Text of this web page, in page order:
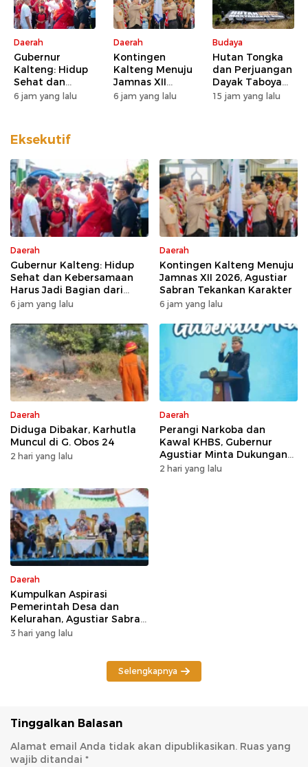
Daerah
Gubernur
Kalteng: Hidup
Sehat dan
Kebersamaan
Keseharian
Warga
6 jam yang lalu
Daerah
Kontingen
Kalteng Menuju
Jamnas XII
2026, Agustiar
6 jam yang lalu
Budaya
Hutan Tongka
dan Perjuangan
Dayak Taboyan
Menjaga
15 jam yang lalu
Eksekutif
Daerah
Gubernur Kalteng: Hidup
Sehat dan Kebersamaan
Harus Jadi Bagian dari
Keseharian Warga
6 jam yang lalu
Daerah
Kontingen Kalteng Menuju
Jamnas XII 2026, Agustiar
Sabran Tekankan Karakter
6 jam yang lalu
Daerah
Diduga Dibakar, Karhutla
Muncul di G. Obos 24
2 hari yang lalu
Daerah
Perangi Narkoba dan
Kawal KHBS, Gubernur
Agustiar Minta Dukungan
Desa dan Kelurahan
2 hari yang lalu
Daerah
Kumpulkan Aspirasi
Pemerintah Desa dan
Kelurahan, Agustiar Sabran
Tekankan Prioritas
3 hari yang lalu
Selengkapnya
Tinggalkan Balasan
Alamat email Anda tidak akan dipublikasikan. Ruas yang
wajib ditandai *